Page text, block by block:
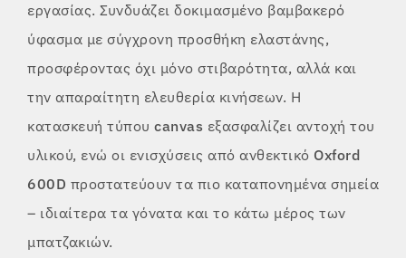
εργασίας. Συνδυάζει δοκιμασμένο βαμβακερό
ύφασμα με σύγχρονη προσθήκη ελαστάνης,
προσφέροντας όχι μόνο στιβαρότητα, αλλά και
την απαραίτητη ελευθερία κινήσεων. Η
κατασκευή τύπου canvas εξασφαλίζει αντοχή του
υλικού, ενώ οι ενισχύσεις από ανθεκτικό Oxford
600D προστατεύουν τα πιο καταπονημένα σημεία
– ιδιαίτερα τα γόνατα και το κάτω μέρος των
μπατζακιών.